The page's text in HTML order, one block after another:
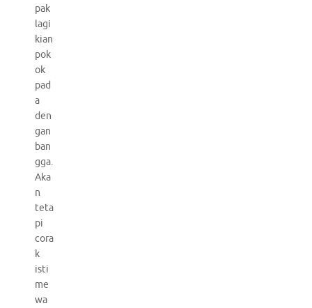
pak
lagi
kian
pok
ok
pad
a
den
gan
ban
gga.
Aka
n
teta
pi
cora
k
isti
me
wa